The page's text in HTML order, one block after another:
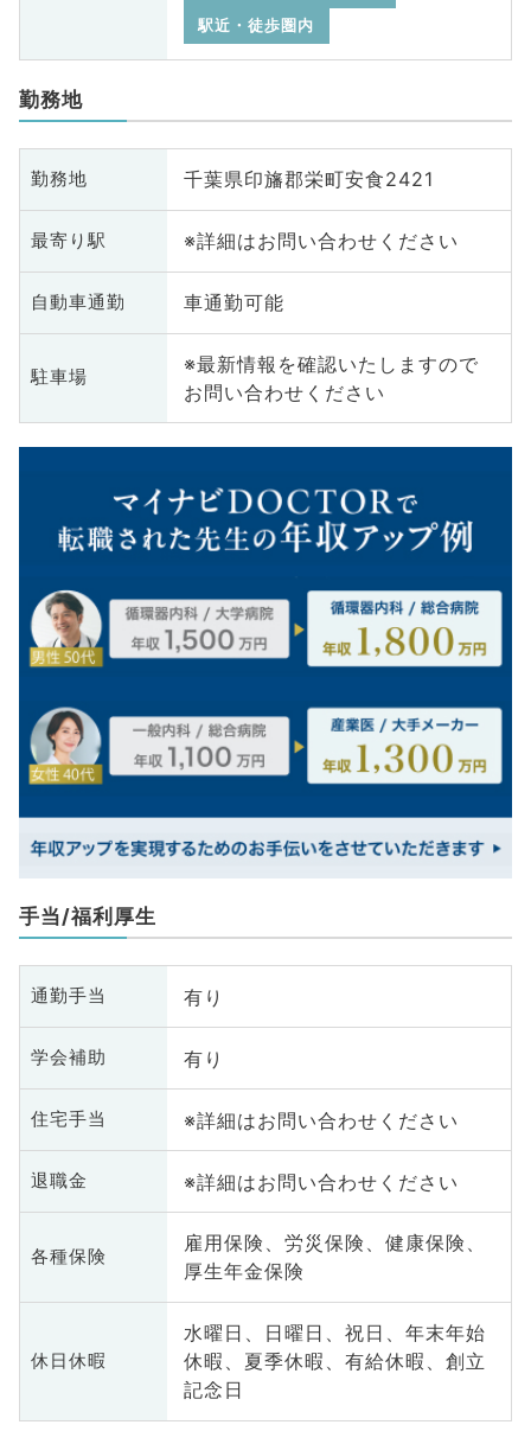
駅近・徒歩圏内
勤務地
勤務地 千葉県印旛郡栄町安食2421
最寄り駅 ※詳細はお問い合わせください
自動車通勤 車通勤可能
駐車場
※最新情報を確認いたしますので
お問い合わせください
手当/福利厚生
通勤手当 有り
学会補助 有り
住宅手当 ※詳細はお問い合わせください
退職金 ※詳細はお問い合わせください
各種保険
雇用保険、労災保険、健康保険、
厚生年金保険
休日休暇
水曜日、日曜日、祝日、年末年始
休暇、夏季休暇、有給休暇、創立
記念日